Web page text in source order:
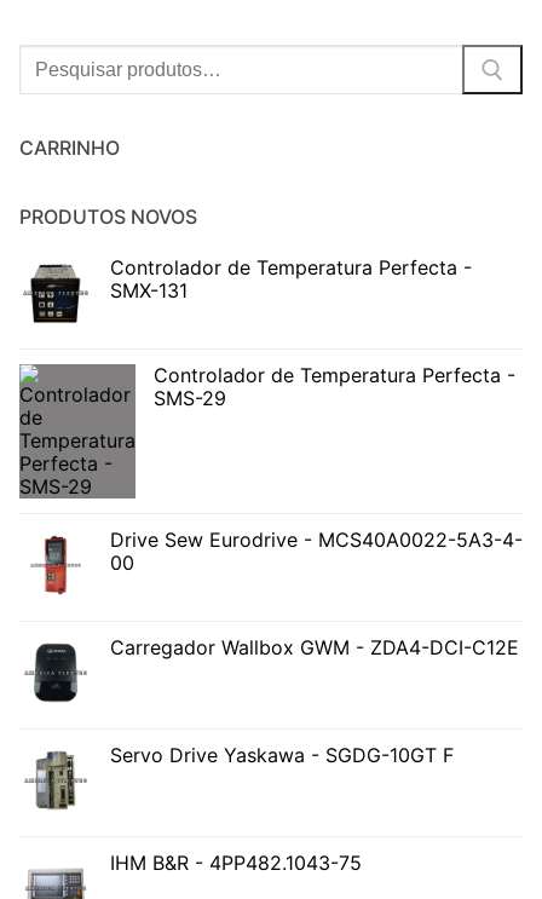
Procurar:
CARRINHO
PRODUTOS NOVOS
Controlador de Temperatura Perfecta -
SMX-131
Controlador de Temperatura Perfecta -
SMS-29
Drive Sew Eurodrive - MCS40A0022-5A3-4-
00
Carregador Wallbox GWM - ZDA4-DCI-C12E
Servo Drive Yaskawa - SGDG-10GT F
IHM B&R - 4PP482.1043-75